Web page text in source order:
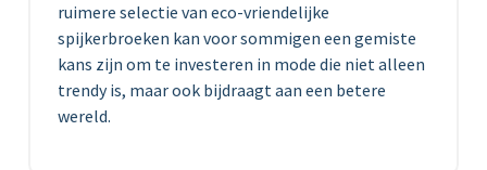
ruimere selectie van eco-vriendelijke
spijkerbroeken kan voor sommigen een gemiste
kans zijn om te investeren in mode die niet alleen
trendy is, maar ook bijdraagt aan een betere
wereld.